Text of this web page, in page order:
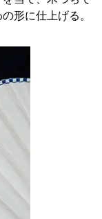
形に仕上げる。